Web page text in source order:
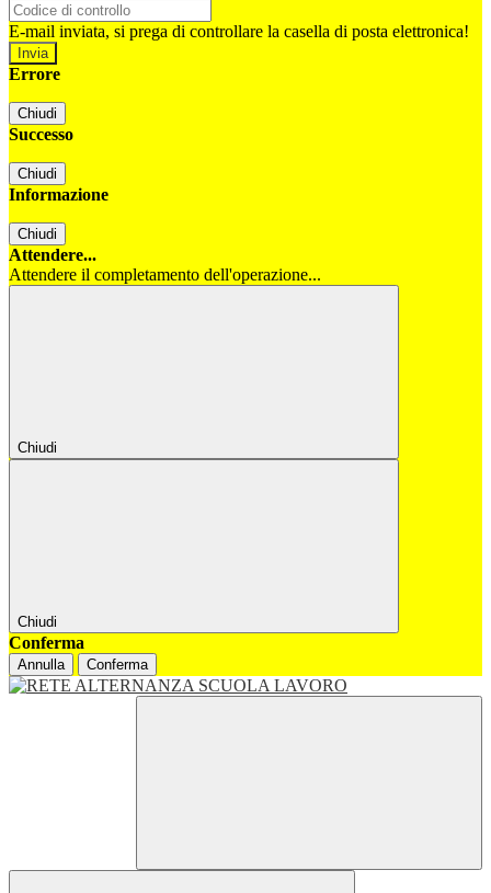
E-mail inviata, si prega di controllare la casella di posta elettronica!
Errore
Chiudi
Successo
Chiudi
Informazione
Chiudi
Attendere...
Attendere il completamento dell'operazione...
Chiudi
Chiudi
Conferma
Annulla Conferma